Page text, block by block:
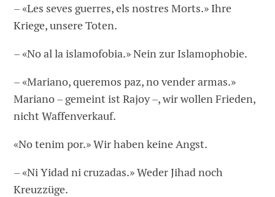
– «Les seves guerres, els nostres Morts.» Ihre
Kriege, unsere Toten.
– «No al la islamofobia.» Nein zur Islamophobie.
– «Mariano, queremos paz, no vender armas.»
Mariano – gemeint ist Rajoy –, wir wollen Frieden,
nicht Waffenverkauf.
«No tenim por.» Wir haben keine Angst.
– «Ni Yidad ni cruzadas.» Weder Jihad noch
Kreuzzüge.